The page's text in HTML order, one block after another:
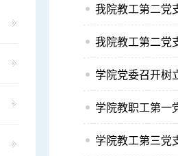
我院教工第二党
我院教工第二党
学院党委召开树
学院教职工第一
学院教工第三党